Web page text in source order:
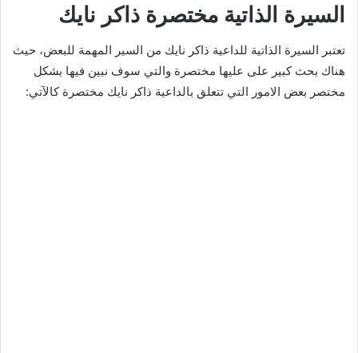
السيرة الذاتية مختصرة ذاكر نايك
تعتبر السيرة الذاتية للداعية ذاكر نايك من السير المهمة للبعض، حيث
هناك بحث كبير على عليها مختصرة والتي سوف نبين فيها بشكل
مختصر بعض الامور التي تتعلق بالداعية ذاكر نايك مختصرة كالآتي: